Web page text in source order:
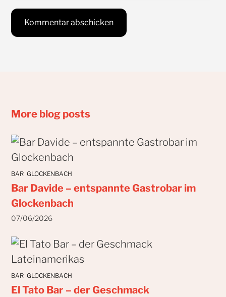
More blog posts
BAR GLOCKENBACH
Bar Davide – entspannte Gastrobar im
Glockenbach
07/06/2026
BAR GLOCKENBACH
El Tato Bar – der Geschmack